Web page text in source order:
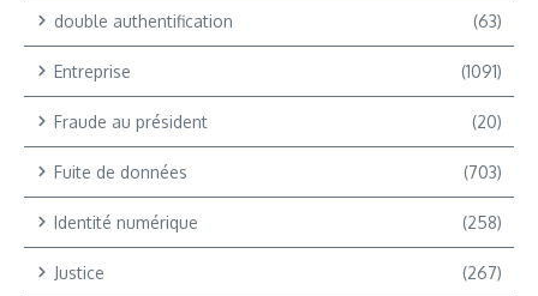
double authentification (63)
Entreprise (1091)
Fraude au président (20)
Fuite de données (703)
Identité numérique (258)
Justice (267)